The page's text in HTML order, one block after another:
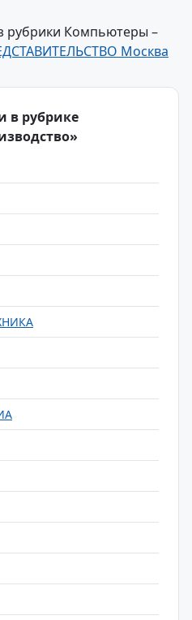
рубрики Компьютеры –
Москва
в рубрике